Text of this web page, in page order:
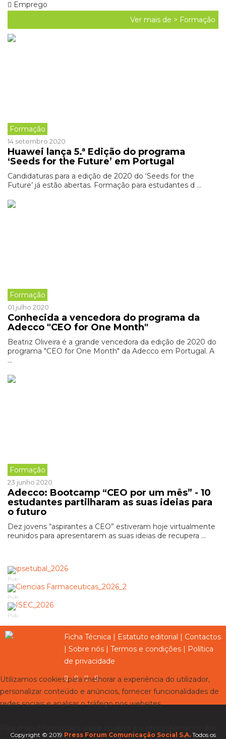
Emprego
Ver mais de > Formação
Formação
14 setembro 2020
Huawei lança 5.ª Edição do programa
‘Seeds for the Future’ em Portugal
Candidaturas para a edição de 2020 do ‘Seeds for the
Future’ já estão abertas. Formação para estudantes d ...
Formação
01 julho 2020
Conhecida a vencedora do programa da
Adecco "CEO for One Month"
Beatriz Oliveira é a grande vencedora da edição de 2020 do
programa "CEO for One Month" da Adecco em Portugal. A
...
Formação
23 junho 2020
Adecco: Bootcamp “CEO por um mês” - 10
estudantes partilharam as suas ideias para
o futuro
Dez jovens “aspirantes a CEO” estiveram hoje virtualmente
reunidos para apresentarem as suas ideias de recupera ...
Pub
Pub
Pub
Ficha Técnica | Estatuto editorial | Contactos
| Sobre nós | Termos e condições | Política
de privacidade
Copyright © 2019 Press Forum Comunicação Social S.A. Todos os
Utilizamos cookies para melhorar a experiência do utilizador,
personalizar conteúdo e anúncios, fornecer funcionalidades de
redes sociais e analisar o tráfego nos websites.